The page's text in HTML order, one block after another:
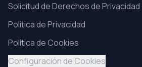
Solicitud de Derechos de Privacidad
Política de Privacidad
Política de Cookies
Configuración de Cookies